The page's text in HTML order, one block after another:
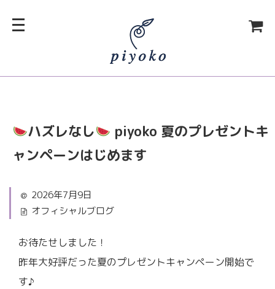
ハズレなし
piyoko 夏のプレゼントキ
ャンペーンはじめます
2026年7月9日
オフィシャルブログ
お待たせしました！
昨年大好評だった夏のプレゼントキャンペーン開始で
す♪